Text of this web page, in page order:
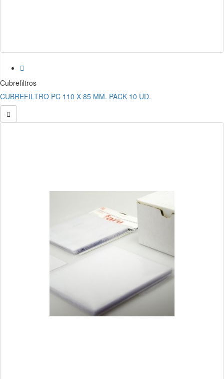

Cubrefiltros
CUBREFILTRO PC 110 X 85 MM. PACK 10 UD.
